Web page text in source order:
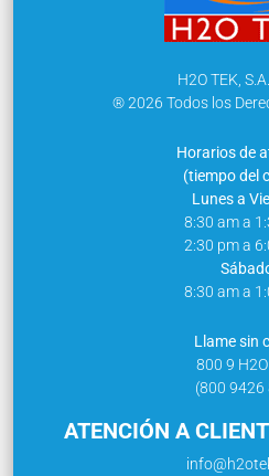
H2O TEK,
® 2026 Todos los
Horarios de
(tiempo del
Lunes a
8:30 am a
2:30 pm a
8:30 am a
Llame sin
800 9
(800 9426
ATENCIÓN A